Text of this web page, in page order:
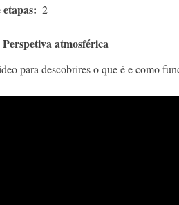
2
atmosférica
para descobrires o que é e como